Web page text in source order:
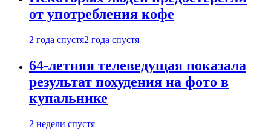
от употребления кофе
2 года спустя2 года спустя
64-летняя телеведущая показала
результат похудения на фото в
купальнике
2 недели спустя